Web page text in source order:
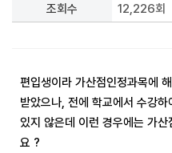
조회수
12,226회
편입생이라 가산점인정과목에
받았으나, 전에 학교에서 수강
있지 않은데 이런 경우에는 가
요 ?